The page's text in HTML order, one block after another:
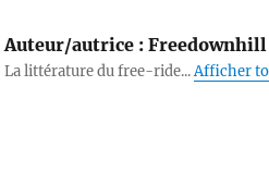
Auteur/autrice :Freedownhill
La littérature du free-ride...Afficher